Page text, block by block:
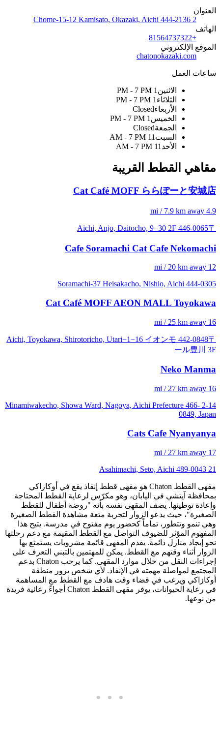
العنوان
2 Chome-15-12 Kamisato, Okazaki, Aichi 444-2136
الهاتف
+81564737322
الموقع الإلكتروني
chatonokazaki.com
ساعات العمل
الاثنين 1 PM - 7 PM
الثلاثاء 1 PM - 7 PM
الأربعاءClosed
الخميس 1 PM - 7 PM
الجمعةClosed
السبت 11 AM - 7 PM
الأحد 11 AM - 7 PM
مقاهي القطط القريبة
Cat Café MOFF ららぽーと安城店
4.9 mi / 7.9 km away
〒446-0065 Aichi, Anjo, Daitocho, 9−30 2F
Cafe Soramachi Cat Cafe Nekomachi
12 mi / 20 km away
Soramachi-37 Heisakacho, Nishio, Aichi 444-0305
Cat Café MOFF AEON MALL Toyokawa
16 mi / 25 km away
〒442-0848 Aichi, Toyokawa, Shirotoricho, Utari−1−16 イオンモ
ール豊川 3F
Neko Manma
16 mi / 27 km away
2-14 Minamiwakecho, Showa Ward, Nagoya, Aichi Prefecture 466-
0849, Japan
Cats Cafe Nyanyanya
17 mi / 27 km away
21 Asahimachi, Seto, Aichi 489-0043
مقهى القطط Chaton هو مقهى قطط إنقاذ يقع في أوكازاكي
بمحافظة آيتشي في اليابان، وهو مكرّس لرعاية القطط المحتاجة
وإعادة توطينها. يصف المقهى نفسه بأنه "روضة أطفال للقطط
الصغيرة"، حيث يدعو الزوار لتجربة متعة مشاهدة القطط الصغيرة
وهي تنمو وتتطور، تماماً كحضور يوم مفتوح في مدرسة. يتيح هذا
المفهوم المؤثر للضيوف التواصل مع القطط المقيمة مع دعم رحلتها
نحو إيجاد منازل دائمة. يقدم المقهى قائمة مشروبات يستمتع بها
الزوار أثناء وقتهم مع القطط. يمكن للمهتمين بالتبني التعرف على
إجراءات النقل من خلال موارد المقهى. كما يرحب Chaton بدعم
المجتمع لمواصلة مهمته في الإنقاذ. لأي شخص يزور منطقة
أوكازاكي ويرغب في قضاء وقت هادف مع القطط مع المساهمة
في رعاية الحيوانات، يوفر مقهى القطط Chaton أجواءً رعائية فريدة
من نوعها.